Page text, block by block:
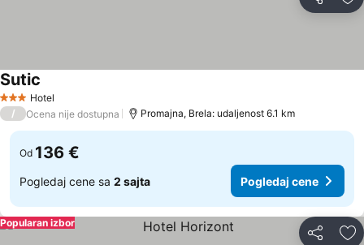
Deli
3 Zvezdice
Hotel
Sutic
/ Ocena nije dostupna Promajna, Brela: udaljenost 6.1 km
Od 136 €
Pogledaj cene sa 2 sajta Pogledaj cene
Deli
Popularan izbor